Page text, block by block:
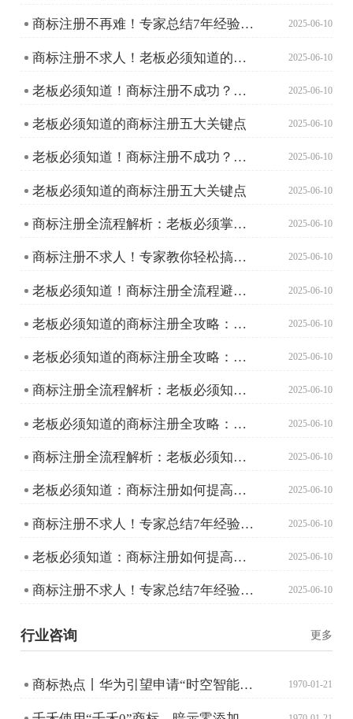
商标注册不再难！专家总结7年经验助你轻松搞定！ 2025-06-10
商标注册不求人！老板必须知道的高效避坑指南 2025-06-10
老板必须知道！商标注册不成功？这些原因和对策助你避坑 2025-06-10
老板必须知道的商标注册五大关键点 2025-06-10
老板必须知道！商标注册不成功？这些原因和对策助你避坑 2025-06-10
老板必须知道的商标注册五大关键点 2025-06-10
商标注册全流程解析：老板必须掌握的高效指南 2025-06-10
商标注册不求人！专家教你轻松搞定品牌保护 2025-06-10
老板必须知道！商标注册全流程避坑指南 2025-06-10
老板必须知道的商标注册全攻略：从申请到成功只需这五步！ 2025-06-10
老板必须知道的商标注册全攻略：从申请到成功只需这五步！ 2025-06-10
商标注册全流程解析：老板必须知道的那些事 2025-06-10
老板必须知道的商标注册全攻略：从申请到成功只需这五步！ 2025-06-10
商标注册全流程解析：老板必须知道的那些事 2025-06-10
老板必须知道：商标注册如何提高成功率？ 2025-06-10
商标注册不求人！专家总结7年经验助您成功避坑 2025-06-10
老板必须知道：商标注册如何提高成功率？ 2025-06-10
商标注册不求人！专家总结7年经验助您成功避坑 2025-06-10
行业咨询 更多
商标热点丨华为引望申请“时空智能魔毯”商标；奇瑞注册“猎鹰智驾”！ 1970-01-21